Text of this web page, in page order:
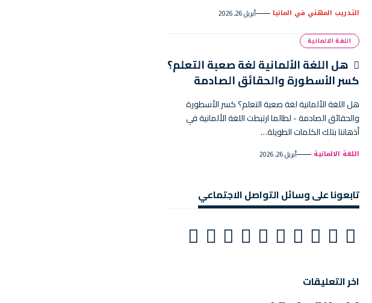
التدريب المهني في المانيا أبريل 26, 2026
اللغة الالمانية
هل اللغة الألمانية لغة صعبة التعلم؟
كسر الأسطورة والحقائق الصادمة
هل اللغة الألمانية لغة صعبة التعلم؟ كسر الأسطورة
والحقائق الصادمة - لطالما ارتبطت اللغة الألمانية في
أذهاننا بتلك الكلمات الطويلة…
اللغة الالمانية أبريل 26, 2026
تابعونا على وسائل التواصل الاجتماعي
اخر التعليقات